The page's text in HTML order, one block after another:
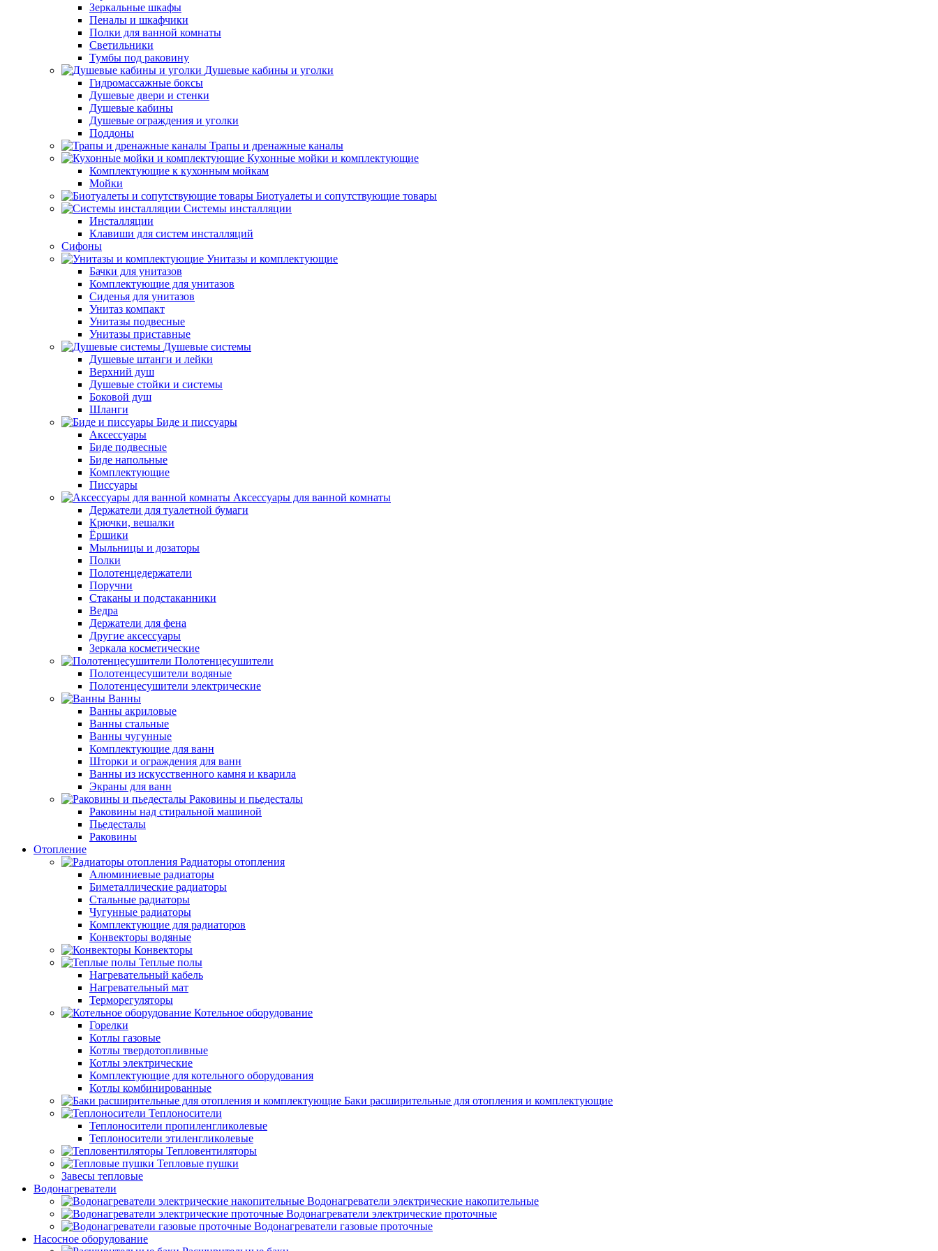
Зеркальные шкафы
Пеналы и шкафчики
Полки для ванной комнаты
Светильники
Тумбы под раковину
Душевые кабины и уголки
Гидромассажные боксы
Душевые двери и стенки
Душевые кабины
Душевые ограждения и уголки
Поддоны
Трапы и дренажные каналы
Кухонные мойки и комплектующие
Комплектующие к кухонным мойкам
Мойки
Биотуалеты и сопутствующие товары
Системы инсталляции
Инсталляции
Клавиши для систем инсталляций
Сифоны
Унитазы и комплектующие
Бачки для унитазов
Комплектующие для унитазов
Сиденья для унитазов
Унитаз компакт
Унитазы подвесные
Унитазы приставные
Душевые системы
Душевые штанги и лейки
Верхний душ
Душевые стойки и системы
Боковой душ
Шланги
Биде и писсуары
Аксессуары
Биде подвесные
Биде напольные
Комплектующие
Писсуары
Аксессуары для ванной комнаты
Держатели для туалетной бумаги
Крючки, вешалки
Ёршики
Мыльницы и дозаторы
Полки
Полотенцедержатели
Поручни
Стаканы и подстаканники
Ведра
Держатели для фена
Другие аксессуары
Зеркала косметические
Полотенцесушители
Полотенцесушители водяные
Полотенцесушители электрические
Ванны
Ванны акриловые
Ванны стальные
Ванны чугунные
Комплектующие для ванн
Шторки и ограждения для ванн
Ванны из искусственного камня и кварила
Экраны для ванн
Раковины и пьедесталы
Раковины над стиральной машиной
Пьедесталы
Раковины
Отопление
Радиаторы отопления
Алюминиевые радиаторы
Биметаллические радиаторы
Стальные радиаторы
Чугунные радиаторы
Комплектующие для радиаторов
Конвекторы водяные
Конвекторы
Теплые полы
Нагревательный кабель
Нагревательный мат
Терморегуляторы
Котельное оборудование
Горелки
Котлы газовые
Котлы твердотопливные
Котлы электрические
Комплектующие для котельного оборудования
Котлы комбинированные
Баки расширительные для отопления и комплектующие
Теплоносители
Теплоносители пропиленгликолевые
Теплоносители этиленгликолевые
Тепловентиляторы
Тепловые пушки
Завесы тепловые
Водонагреватели
Водонагреватели электрические накопительные
Водонагреватели электрические проточные
Водонагреватели газовые проточные
Насосное оборудование